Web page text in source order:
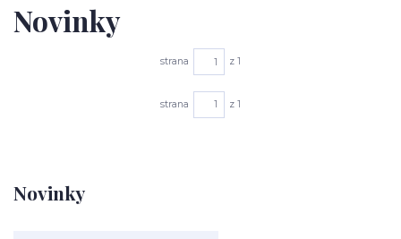
Novinky
Novinky
strana z 1
strana z 1